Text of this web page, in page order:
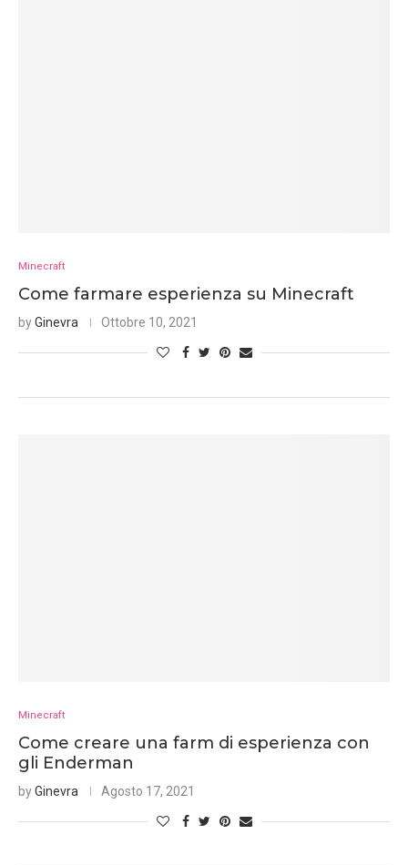
Minecraft
Come farmare esperienza su Minecraft
byGinevra Ottobre 10, 2021
Minecraft
Come creare una farm di esperienza con
gli Enderman
byGinevra Agosto 17, 2021